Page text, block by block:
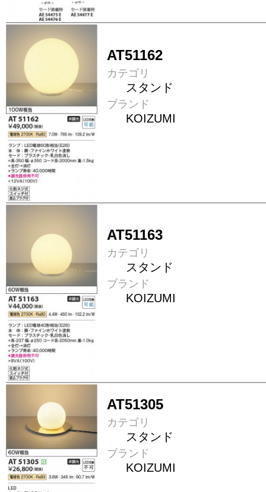
AT51162
カテゴリ
スタンド
ブランド
KOIZUMI
AT51163
カテゴリ
スタンド
ブランド
KOIZUMI
AT51305
カテゴリ
スタンド
ブランド
KOIZUMI